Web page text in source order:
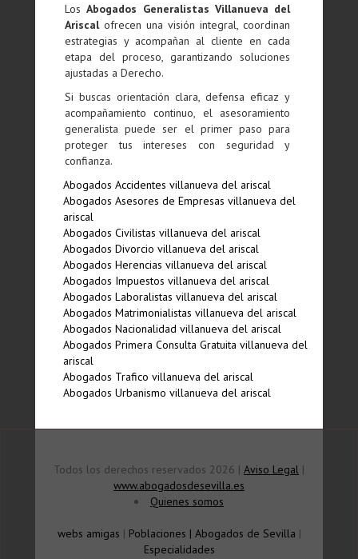
LosAbogados Generalistas Villanueva del
Ariscalofrecen una visión integral, coordinan
estrategias y acompañan al cliente en cada
etapa del proceso, garantizando soluciones
ajustadas a Derecho.
Si buscas orientación clara, defensa eficaz y
acompañamiento continuo, el asesoramiento
generalista puede ser el primer paso para
proteger tus intereses con seguridad y
confianza.
Abogados Accidentes villanueva del ariscal
Abogados Asesores de Empresas villanueva del
ariscal
Abogados Civilistas villanueva del ariscal
Abogados Divorcio villanueva del ariscal
Abogados Herencias villanueva del ariscal
Abogados Impuestos villanueva del ariscal
Abogados Laboralistas villanueva del ariscal
Abogados Matrimonialistas villanueva del ariscal
Abogados Nacionalidad villanueva del ariscal
Abogados Primera Consulta Gratuita villanueva del
ariscal
Abogados Trafico villanueva del ariscal
Abogados Urbanismo villanueva del ariscal
Todos los derechos reservados 2026 | Aviso Legal |
www.abogadosdesevilla.es
Quienes somos
webs amigas | Poblaciones | Abogados de Sevilla |
Especialidades